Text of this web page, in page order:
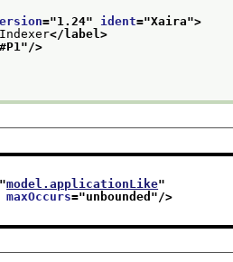
="1.24" ident="Xaira">
</label>
#P1 "/>
model.applicationLike"
maxOccurs="unbounded "/>